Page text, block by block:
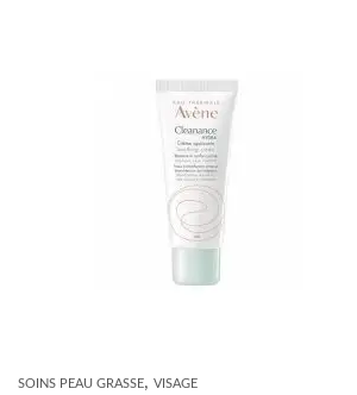
SOINS PEAU GRASSE, VISAGE